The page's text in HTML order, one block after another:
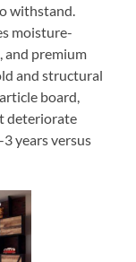
withstand.
moisture-
and premium
and structural
board,
deteriorate
years versus